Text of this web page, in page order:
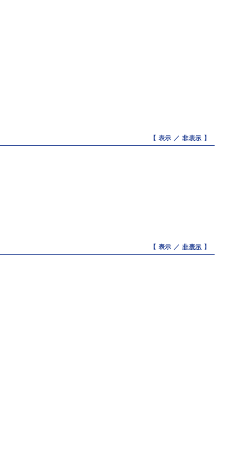
【 表示 ／ 非表示 】
【 表示 ／ 非表示 】